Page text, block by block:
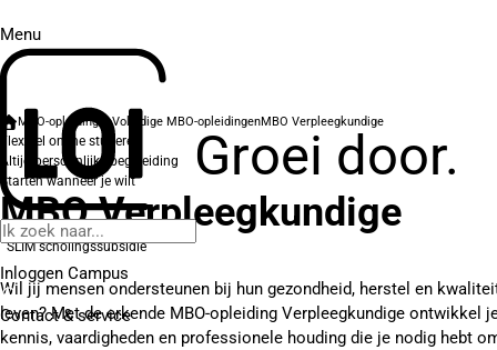
Menu
Groei door.
Inloggen Campus
Contact& service
MBO-opleidingenVolledige MBO-opleidingenMBO Verpleegkundige
Flexibel online studeren
Altijd persoonlijke begeleiding
Starten wanneer je wilt
MBO Verpleegkundige
SLIM scholingssubsidie
Wil jij mensen ondersteunen bij hun gezondheid, herstel en
leven? Met de erkende MBO-opleiding Verpleegkundige ontwikkel
kennis, vaardigheden en professionele houding die je nodig hebt